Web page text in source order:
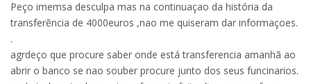
Peço imemsa desculpa mas na continuaçao da história da
transferẽncia de 4000euros ,nao me quiseram dar informaçoes.
.
agrdeço que procure saber onde está transferencia amanhã ao
abrir o banco se nao souber procure junto dos seus funcinarios.